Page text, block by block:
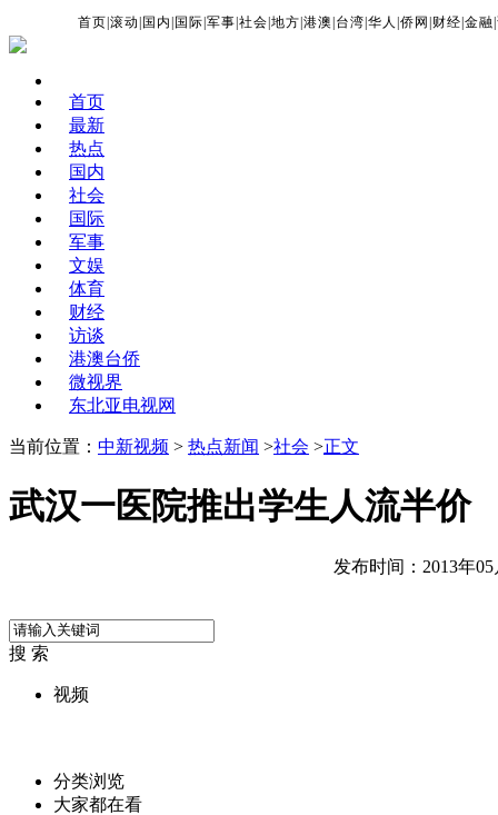
首页 |滚动 国内 国际 |军事 |社会 |地方 |港澳 台湾 |华人 |侨网 财经 |金融 |
首页
最新
热点
国内
社会
国际
军事
文娱
体育
财经
访谈
港澳台侨
微视界
东北亚电视网
当前位置： 中新视频 > 热点新闻 >社会 >正文
武汉一医院推出学生人流半价
发布时间：2013年05
搜 索
视频
分类浏览
大家都在看